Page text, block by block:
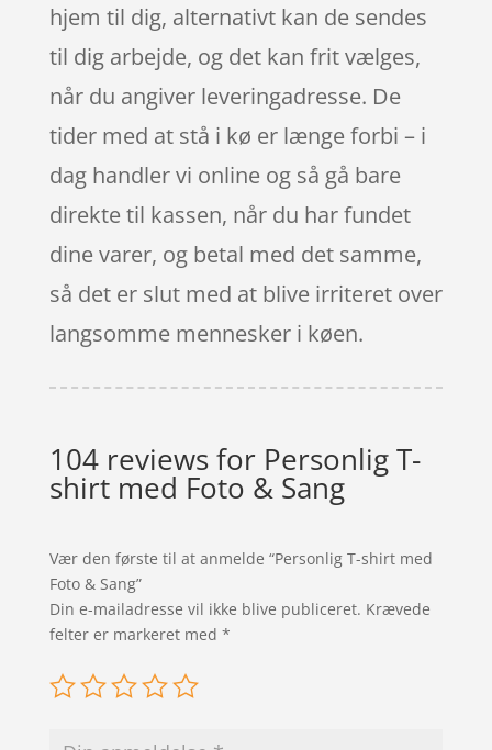
hjem til dig, alternativt kan de sendes
til dig arbejde, og det kan frit vælges,
når du angiver leveringadresse. De
tider med at stå i kø er længe forbi – i
dag handler vi online og så gå bare
direkte til kassen, når du har fundet
dine varer, og betal med det samme,
så det er slut med at blive irriteret over
langsomme mennesker i køen.
104 reviews for Personlig T-
shirt med Foto & Sang
Vær den første til at anmelde “Personlig T-shirt med
Foto & Sang”
Din e-mailadresse vil ikke blive publiceret. Krævede
felter er markeret med *